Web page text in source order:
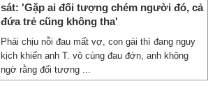
sát: 'Gặp ai đối tượng chém người đó, cả
đứa trẻ cũng không tha'
Phải chịu nỗi đau mất vợ, con gái thì đang nguy
kịch khiến anh T. vô cùng đau đớn, anh không
ngờ rằng đối tượng ...